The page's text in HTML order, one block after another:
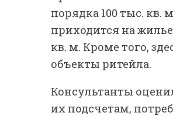
порядка 100 тыс. кв.
приходится на
кв. м. Кроме того,
объекты ритейла.
Консультанты
их подсчетам,